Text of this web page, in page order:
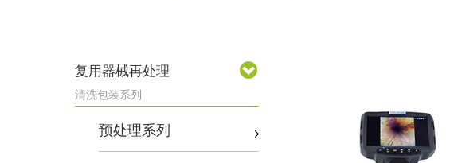
复用器械再处理
清洗包装系列
预处理系列